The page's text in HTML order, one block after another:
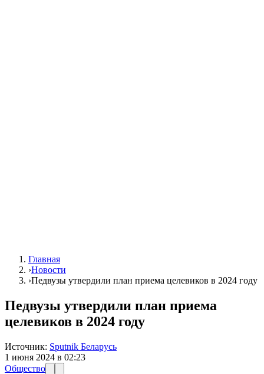
Главная
›Новости
›Педвузы утвердили план приема целевиков в 2024 году
Педвузы утвердили план приема
целевиков в 2024 году
Источник: Sputnik Беларусь
1 июня 2024 в 02:23
Общество